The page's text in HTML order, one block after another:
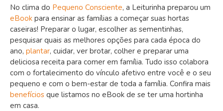
No clima do Pequeno Consciente, a Leiturinha preparou um
eBook para ensinar as famílias a começar suas hortas
caseiras! Preparar o lugar, escolher as sementinhas,
pesquisar quais as melhores opções para cada época do
ano, plantar, cuidar, ver brotar, colher e preparar uma
deliciosa receita para comer em família. Tudo isso colabora
com o fortalecimento do vínculo afetivo entre você e o seu
pequeno e com o bem-estar de toda a família. Confira mais
benefícios que listamos no eBook de se ter uma hortinha
em casa.